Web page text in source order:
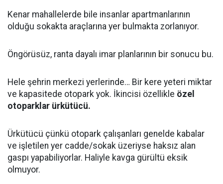
Kenar mahallelerde bile insanlar apartmanlarının
olduğu sokakta araçlarına yer bulmakta zorlanıyor.
Öngörüsüz, ranta dayalı imar planlarının bir sonucu bu.
Hele şehrin merkezi yerlerinde… Bir kere yeteri miktar
ve kapasitede otopark yok. İkincisi özellikle özel
otoparklar ürkütücü.
Ürkütücü çünkü otopark çalışanları genelde kabalar
ve işletilen yer cadde/sokak üzeriyse haksız alan
gaspı yapabiliyorlar. Haliyle kavga gürültü eksik
olmuyor.